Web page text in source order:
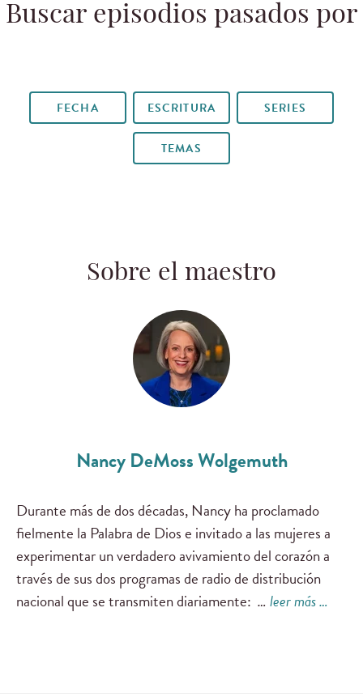
Buscar episodios pasados por
FECHA ESCRITURA SERIES
TEMAS
Sobre el maestro
Nancy DeMoss Wolgemuth
Durante más de dos décadas, Nancy ha proclamado
fielmente la Palabra de Dios e invitado a las mujeres a
experimentar un verdadero avivamiento del corazón a
través de sus dos programas de radio de distribución
nacional que se transmiten diariamente: …leer más …